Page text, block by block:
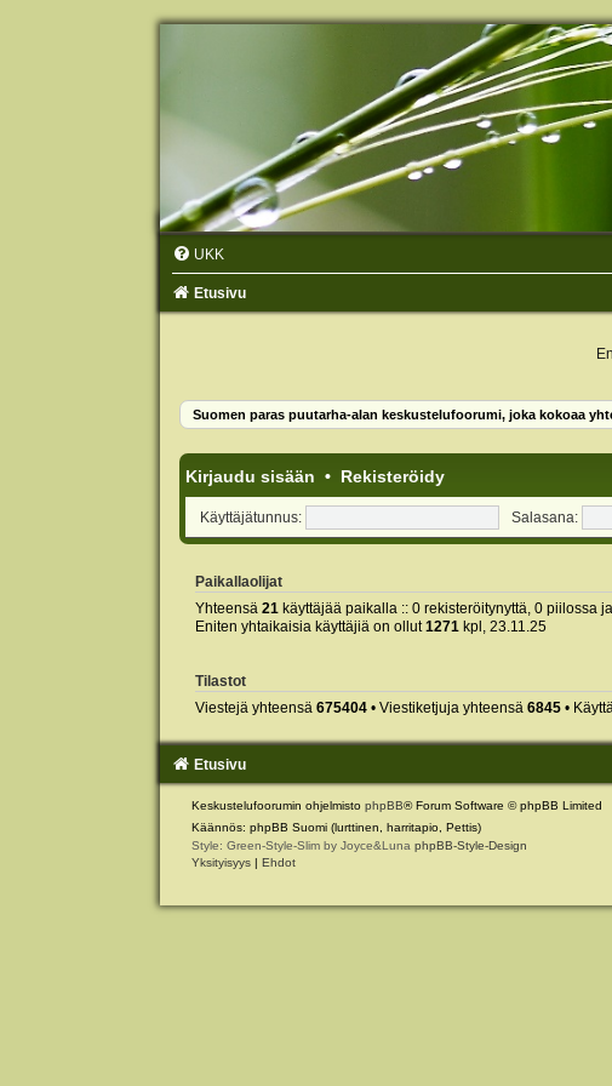
UKK
Etusivu
Suomen paras puutarha-alan keskustelufoorumi, joka kokoaa
Kirjaudu sisään • Rekisteröidy
Käyttäjätunnus: Salasana:
Paikallaolijat
Yhteensä 21käyttäjää paikalla :: 0 rekisteröitynyttä, 0 piilossa
Eniten yhtaikaisia käyttäjiä on ollut1271kpl, 23.11.25
Tilastot
Viestejä yhteensä 675404• Viestiketjuja yhteensä 6845•
Etusivu
Keskustelufoorumin ohjelmisto phpBB® Forum Software © phpBB Limited
Käännös: phpBB Suomi (lurttinen, harritapio, Pettis)
Style: Green-Style-Slim by Joyce&Luna phpBB-Style-Design
Yksityisyys | Ehdot